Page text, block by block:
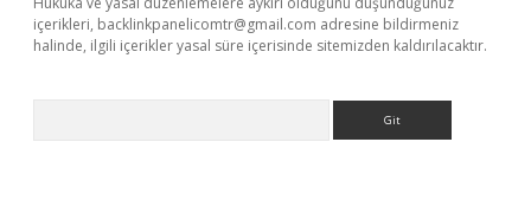
içerikleri, backlinkpanelicomtr@gmail.com adresine bildirmeniz
halinde, ilgili içerikler yasal süre içerisinde sitemizden kaldırılacaktır.